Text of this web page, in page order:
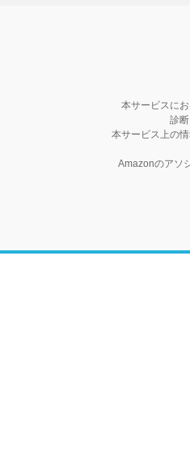
本サービスに
診
本サービス上の
Amazonのアソ